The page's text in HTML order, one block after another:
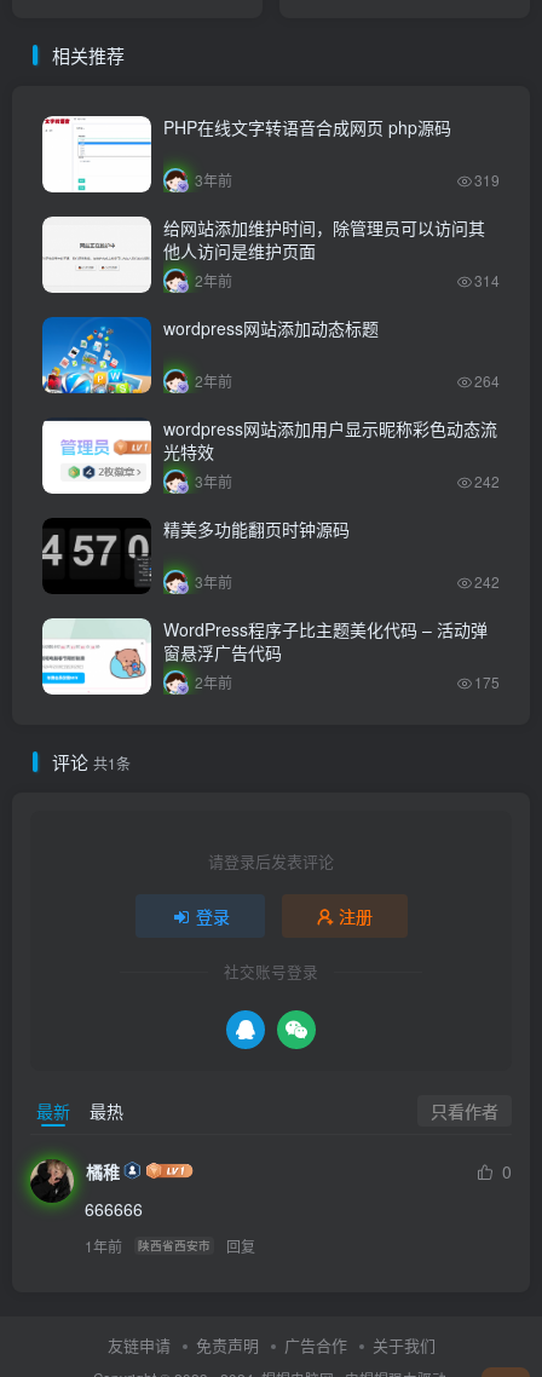
相关推荐
PHP在线文字转语音合成网页 php源码
3年前 319
给网站添加维护时间，除管理员可以访问其
他人访问是维护页面
2年前 314
wordpress网站添加动态标题
2年前 264
wordpress网站添加用户显示昵称彩色动态流
光特效
3年前 242
精美多功能翻页时钟源码
3年前 242
WordPress程序子比主题美化代码 – 活动弹
窗悬浮广告代码
2年前 175
评论 共1条
请登录后发表评论
登录 注册
社交账号登录
最新 最热 只看作者
橘稚
0
666666
1年前 陕西省西安市 回复
友链申请 免责声明 广告合作 关于我们